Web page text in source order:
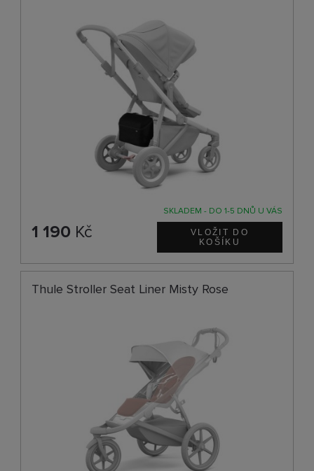
SKLADEM - DO 1-5 DNŮ U VÁS
1 190 Kč
Thule Stroller Seat Liner Misty Rose